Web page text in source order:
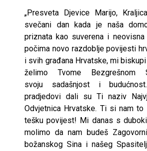
„Presveta Djevice Marijo,
svečani dan kada je naša
priznata kao suverena i
počima novo razdoblje povijesti
i svih građana Hrvatske, mi
želimo Tvome Bezgrešnom
svoju sadašnjost i
pradjedovi dali su Ti naziv
Odvjetnica Hrvatske. Ti si nam
tešku povijest! Mi danas s
molimo da nam budeš
božanskog Sina i našeg